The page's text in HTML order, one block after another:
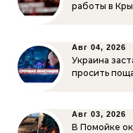
работы в
Авг 04, 2026
Украина
просить
Авг 03, 2026
В Помойке